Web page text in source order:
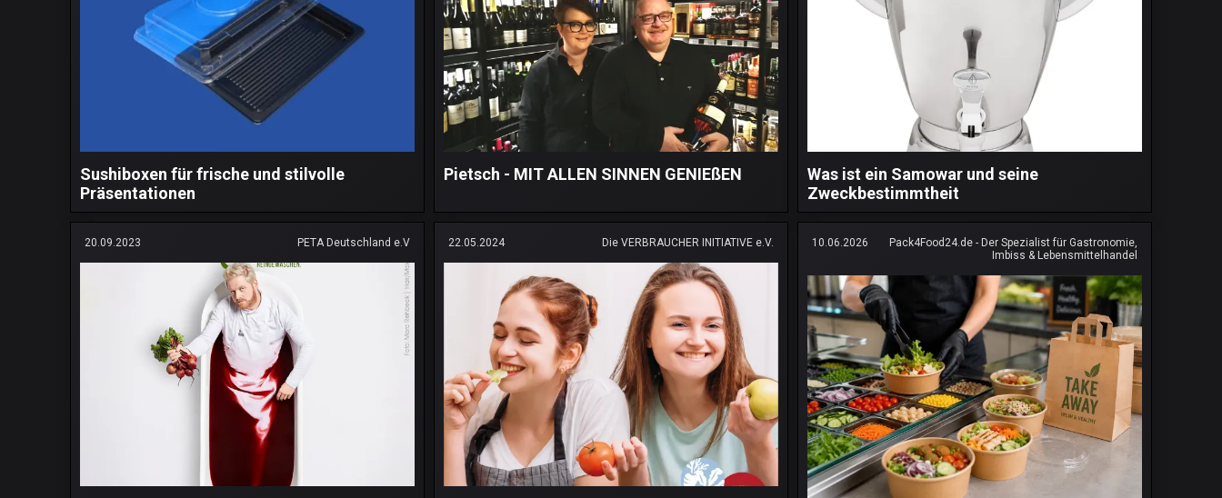
Sushiboxen für frische und stilvolle
Präsentationen
Pietsch - MIT ALLEN SINNEN GENIEßEN
Was ist ein Samowar und seine
Zweckbestimmtheit
20.09.2023 PETA Deutschland e.V 22.05.2024 Die VERBRAUCHER INITIATIVE e.V. 10.06.2026
Pack4Food24.de - Der Spezialist für Gastronomie,
Imbiss & Lebensmittelhandel